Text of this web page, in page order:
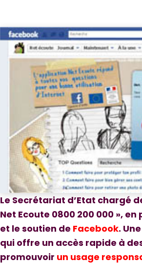
Le Secrétariat d’Etat chargé
Net Ecoute 0800 200 000 »,
et le soutien de Facebook.
qui offre un accès rapide à
promouvoir un usage